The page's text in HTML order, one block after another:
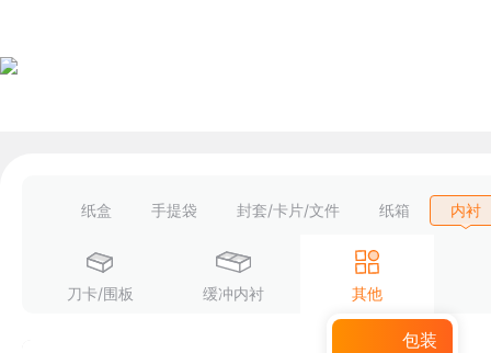
纸盒 手提袋 封套/卡片/文件 纸箱 内衬
刀卡/围板 缓冲内衬 其他
包装